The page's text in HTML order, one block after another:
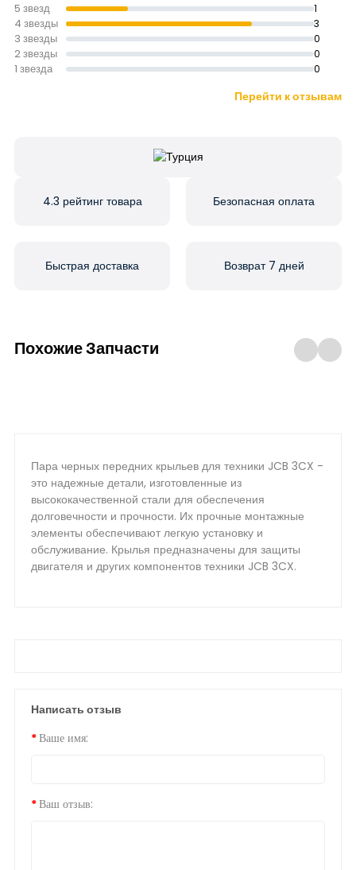
5 звезд 1
4 звезды 3
3 звезды 0
2 звезды 0
1 звезда 0
Перейти к отзывам
4.3 рейтинг товара Безопасная оплата
Быстрая доставка Возврат 7 дней
Похожие Запчасти
Пара черных передних крыльев для техники JCB 3CX -
это надежные детали, изготовленные из
высококачественной стали для обеспечения
долговечности и прочности. Их прочные монтажные
элементы обеспечивают легкую установку и
обслуживание. Крылья предназначены для защиты
двигателя и других компонентов техники JCB 3CX.
Написать отзыв
Ваше имя:
Ваш отзыв: